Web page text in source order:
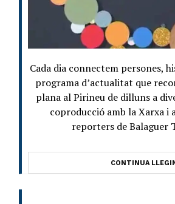
Cada dia connectem persones,
programa d’actualitat que
plana al Pirineu de dilluns a
coproducció amb la Xarxa i
reporters de Balaguer
CONTINUA